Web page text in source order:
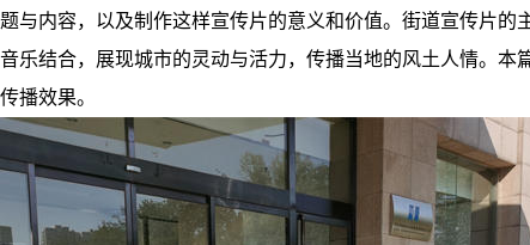
与内容，以及制作这样宣传片的意义和价值。街道宣传片的
乐结合，展现城市的灵动与活力，传播当地的风土人情。本
播效果。